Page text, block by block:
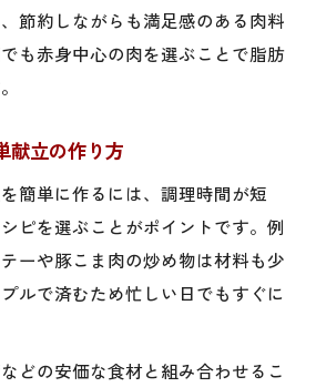
節約しながらも満足感のある肉料
も赤身中心の肉を選ぶことで脂肪
献立の作り方
簡単に作るには、調理時間が短
ピを選ぶことがポイントです。例
ーや豚こま肉の炒め物は材料も少
ルで済むため忙しい日でもすぐに
どの安価な食材と組み合わせるこ